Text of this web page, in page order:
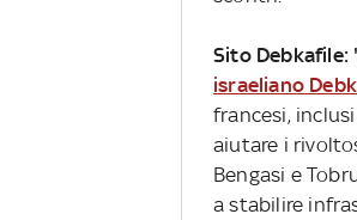
Sito Debkafile:
israeliano
francesi,
aiutare i
Bengasi e
a stabilire